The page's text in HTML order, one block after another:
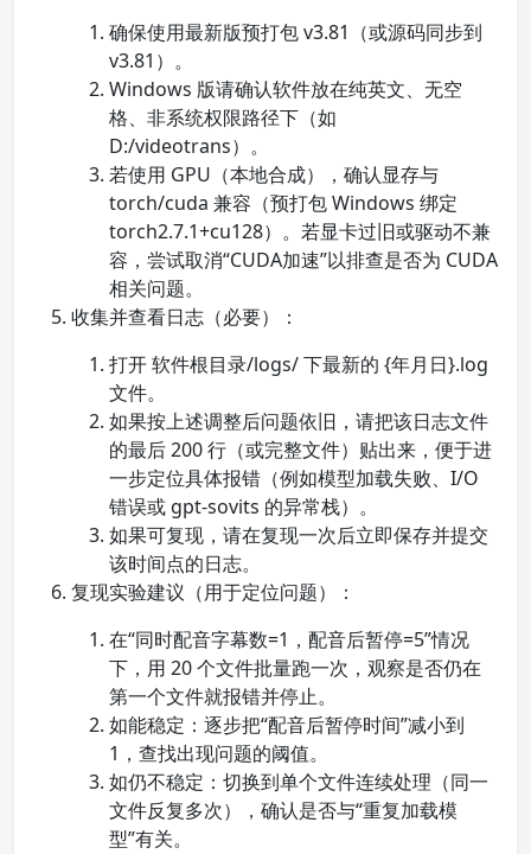
确保使用最新版预打包 v3.81（或源码同步到
v3.81）。
Windows 版请确认软件放在纯英文、无空
格、非系统权限路径下（如
D:/videotrans）。
若使用 GPU（本地合成），确认显存与
torch/cuda 兼容（预打包 Windows 绑定
torch2.7.1+cu128）。若显卡过旧或驱动不兼
容，尝试取消“CUDA加速”以排查是否为 CUDA
相关问题。
收集并查看日志（必要）：
打开 软件根目录/logs/ 下最新的 {年月日}.log
文件。
如果按上述调整后问题依旧，请把该日志文件
的最后 200 行（或完整文件）贴出来，便于进
一步定位具体报错（例如模型加载失败、I/O
错误或 gpt-sovits 的异常栈）。
如果可复现，请在复现一次后立即保存并提交
该时间点的日志。
复现实验建议（用于定位问题）：
在“同时配音字幕数=1，配音后暂停=5”情况
下，用 20 个文件批量跑一次，观察是否仍在
第一个文件就报错并停止。
如能稳定：逐步把“配音后暂停时间”减小到
1，查找出现问题的阈值。
如仍不稳定：切换到单个文件连续处理（同一
文件反复多次），确认是否与“重复加载模
型”有关。